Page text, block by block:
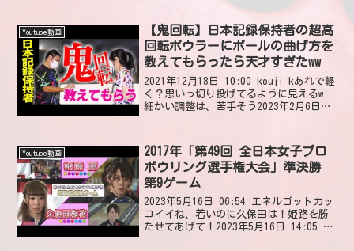
瞬間の“ポン”て音好き😊2023年6月20
日 06:34 いいね0件...
Youtube動画
【鬼回転】日本記録保持者の超高
回転ボウラーにボールの曲げ方を
教えてもらったら天才すぎたww
2021年12月18日 10:00 kouji kあれで軽
く？思いっ切り投げてるように見えるw
細かい調整は、苦手そう2023年2月6日
日 13:1...
Youtube動画
2017年「第49回 全日本女子プロ
ボウリング選手権大会」準決勝
第9ゲーム
2023年5月16日 06:54 エネルゴットカッ
コイイね、若いのに久保田は！姫路を勝
たせてあげて！2023年5月16日 14:05 い